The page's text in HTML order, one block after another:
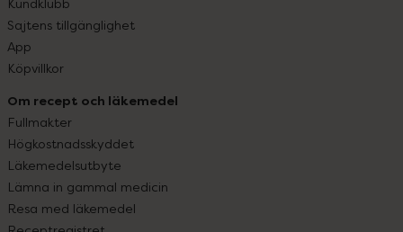
Sajtens tillgänglighet
App
Köpvillkor
Om recept och läkemedel
Fullmakter
Högkostnadsskyddet
Läkemedelsutbyte
Lämna in gammal medicin
Resa med läkemedel